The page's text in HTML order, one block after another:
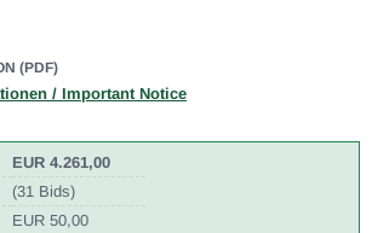
(PDF)
/ Important Notice
EUR 4.261,00
(31 Bids)
EUR 50,00